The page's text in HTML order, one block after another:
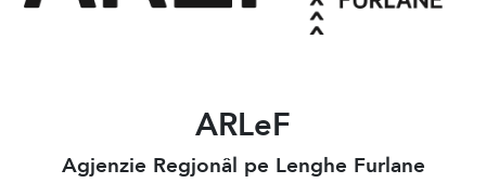
ARLeF
Agjenzie Regjonâl pe Lenghe Furlane